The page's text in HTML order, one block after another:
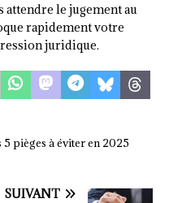
le jugement au
rapidement votre
juridique.
pièges à éviter en 2025
SUIVANT